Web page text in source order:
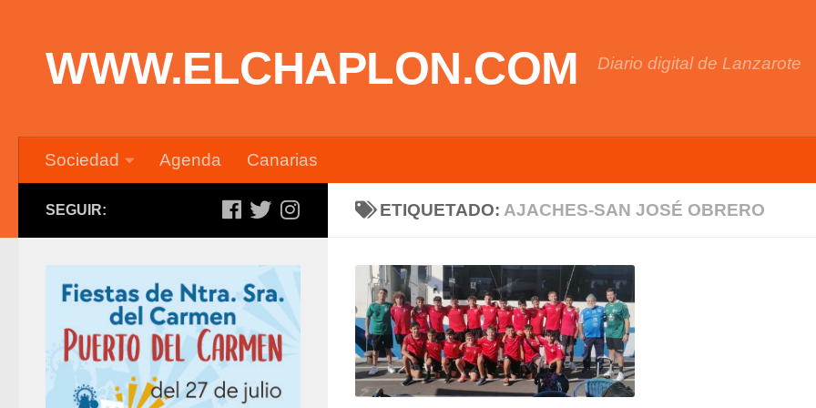
WWW.ELCHAPLON.COM Diario digital de Lanzarote
Sociedad Agenda Canarias
ETIQUETADO: AJACHES-SAN JOSÉ OBRERO
SEGUIR: